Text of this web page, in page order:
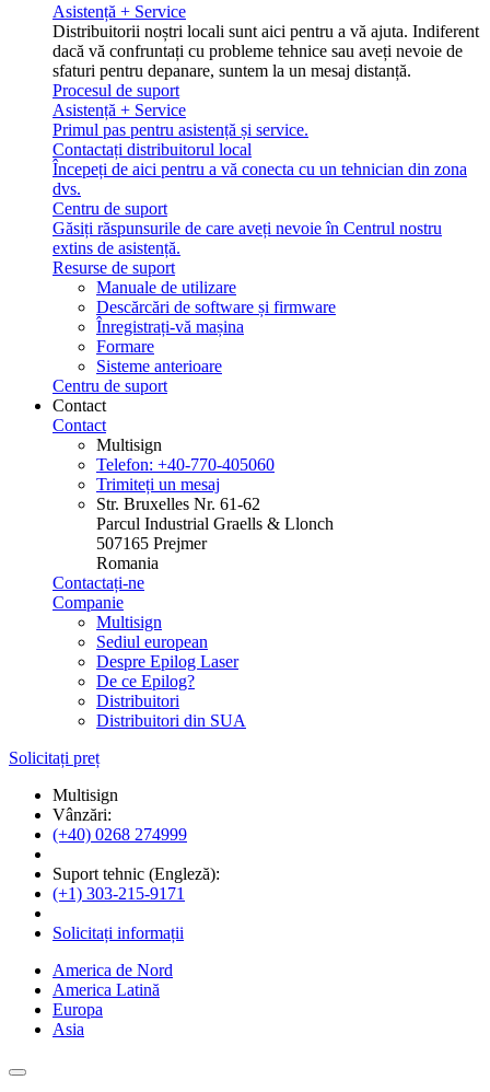
Asistență + Service
Distribuitorii noștri locali sunt aici pentru a vă ajuta. Indiferent
dacă vă confruntați cu probleme tehnice sau aveți nevoie de
sfaturi pentru depanare, suntem la un mesaj distanță.
Procesul de suport
Asistență + Service
Primul pas pentru asistență și service.
Contactați distribuitorul local
Începeți de aici pentru a vă conecta cu un tehnician din zona
dvs.
Centru de suport
Găsiți răspunsurile de care aveți nevoie în Centrul nostru
extins de asistență.
Resurse de suport
Manuale de utilizare
Descărcări de software și firmware
Înregistrați-vă mașina
Formare
Sisteme anterioare
Centru de suport
Contact
Contact
Multisign
Telefon: +40-770-405060
Trimiteți un mesaj
Str. Bruxelles Nr. 61-62
Parcul Industrial Graells & Llonch
507165 Prejmer
Romania
Contactați-ne
Companie
Multisign
Sediul european
Despre Epilog Laser
De ce Epilog?
Distribuitori
Distribuitori din SUA
Solicitați preț
Multisign
Vânzări:
(+40) 0268 274999
Suport tehnic (Engleză):
(+1) 303-215-9171
Solicitați informații
America de Nord
America Latină
Europa
Asia